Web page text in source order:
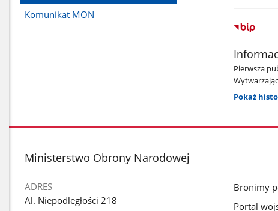
Komunikat MON
Pierwsza
Pokaż
stopka
Ministerstwo Obrony Narodowej
ADRES
Al. Niepodległości 218
Bronimy
Portal